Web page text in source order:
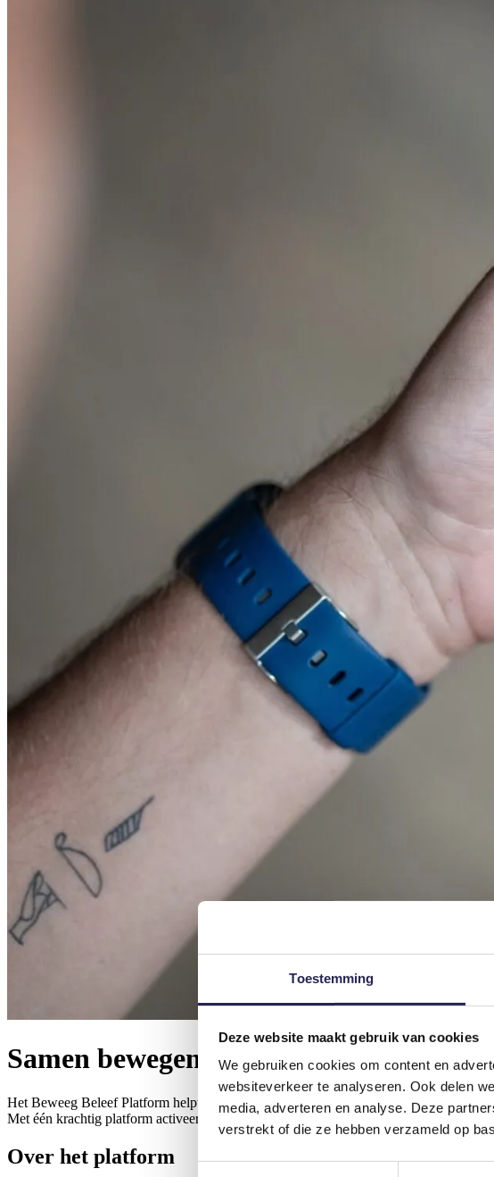
Toestemming
Deze website maakt gebruik van cookies
We gebruiken cookies om content en
websiteverkeer te analyseren. Ook delen
media, adverteren en analyse. Deze
verstrekt of die ze hebben verzameld op
Samen bewegen. Samen beleven.
Het Beweeg Beleef Platform helpt gemeenten en maatschappelijke organisaties om
Met één krachtig platform activeer je jong en oud tot meer bewegen, ontmoeten en
Over het platform